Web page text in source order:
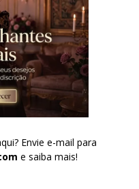
Envie e-mail para
e saiba mais!